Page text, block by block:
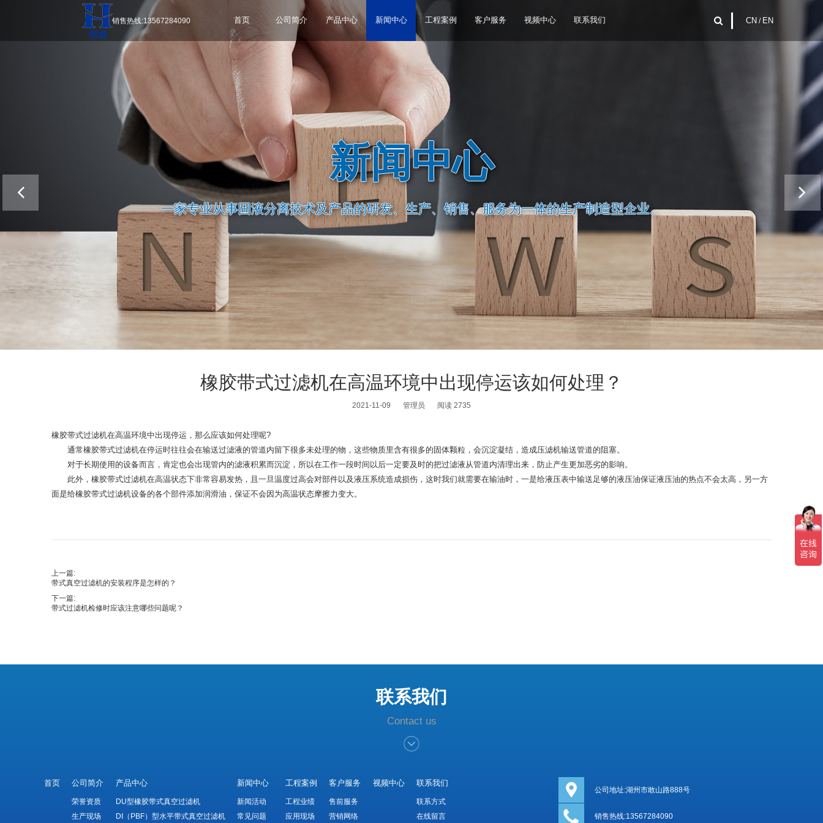
销售热线:13567284090 首页 公司简介 产品中心 新闻中心 工程案例 客户服务 视频中心 联系我们 CN / EN
新闻中心
一家专业从事固液分离技术及产品的研发、生产、销售、服务为一体的生产制造型企业。
橡胶带式过滤机在高温环境中出现停运该如何处理？
2021-11-09 管理员 阅读 2735
橡胶带式过滤机在高温环境中出现停运，那么应该如何处理呢?
通常橡胶带式过滤机在停运时往往会在输送过滤液的管道内留下很多未处理的物，这些物质里含有很多的固体颗粒，会沉淀凝结，造成压滤机输送管道的阻塞。
对于长期使用的设备而言，肯定也会出现管内的滤液积累而沉淀，所以在工作一段时间以后一定要及时的把过滤液从管道内清理出来，防止产生更加恶劣的影响。
此外，橡胶带式过滤机在高温状态下非常容易发热，且一旦温度过高会对部件以及液压系统造成损伤，这时我们就需要在输油时，一是给液压表中输送足够的液压油保证液压油的热点不会太高，另一方
面是给橡胶带式过滤机设备的各个部件添加润滑油，保证不会因为高温状态摩擦力变大。
上一篇:
带式真空过滤机的安装程序是怎样的？
下一篇:
带式过滤机检修时应该注意哪些问题呢？
联系我们
Contact us
首页 公司简介
荣誉资质
生产现场
产品中心
DU型橡胶带式真空过滤机
DI（PBF）型水平带式真空过滤机
新闻中心
新闻活动
常见问题
工程案例
工程业绩
应用现场
客户服务
售前服务
营销网络
视频中心 联系我们
联系方式
在线留言
公司地址:湖州市敢山路888号
销售热线:13567284090